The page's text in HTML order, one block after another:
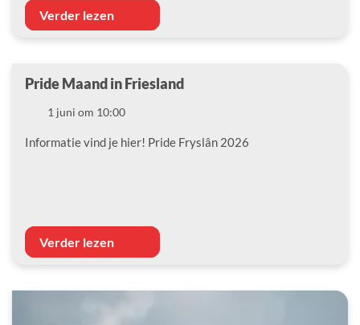
Verder lezen
Pride Maand in Friesland
Datum1 juni om 10:00
Informatie vind je hier! Pride Fryslân 2026
Verder lezen